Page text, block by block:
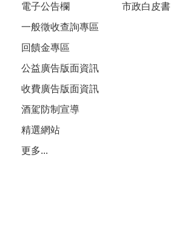
電子公告欄
一般徵收查詢專區
回饋金專區
公益廣告版面資訊
收費廣告版面資訊
酒駕防制宣導
精選網站
更多...
市政白皮書